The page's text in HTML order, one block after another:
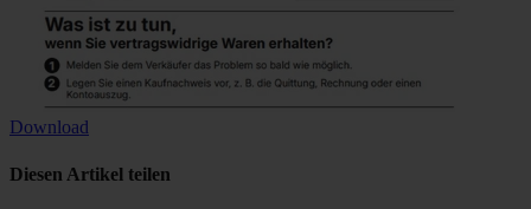
Download
Diesen Artikel teilen